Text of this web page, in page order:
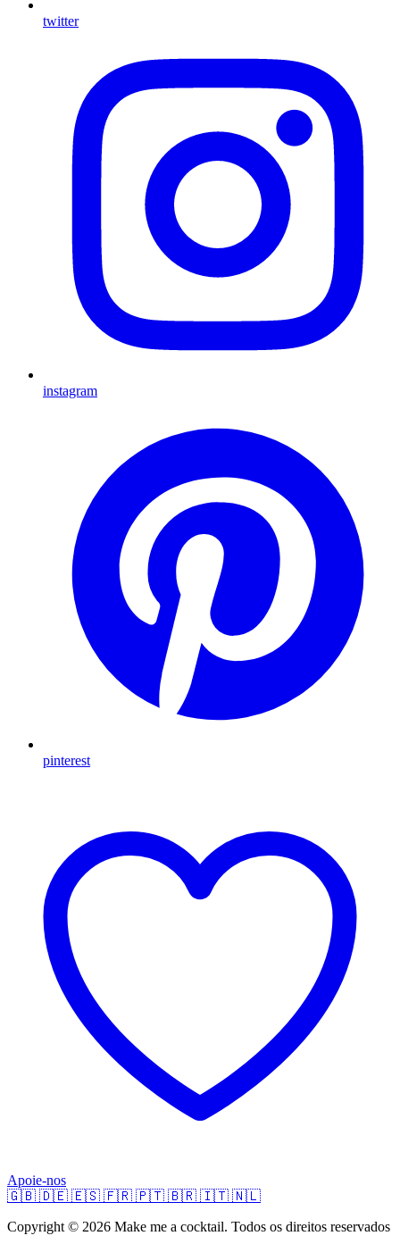
twitter
instagram
pinterest
Apoie-nos
🇬🇧 🇩🇪 🇪🇸 🇫🇷 🇵🇹 🇧🇷 🇮🇹 🇳🇱
Copyright © 2026 Make me a cocktail. Todos os direitos reservados